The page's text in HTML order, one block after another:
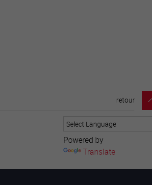
Powered by
Translate
retour